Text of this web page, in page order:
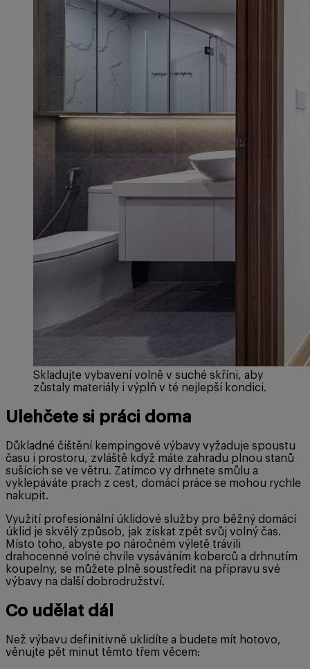
Skladujte vybavení volně v suché skříni, aby
zůstaly materiály i výplň v té nejlepší kondici.
Ulehčete si práci doma
Důkladné čištění kempingové výbavy vyžaduje spoustu
času i prostoru, zvláště když máte zahradu plnou stanů
sušících se ve větru. Zatímco vy drhnete smůlu a
vyklepáváte prach z cest, domácí práce se mohou rychle
nakupit.
Využití profesionální úklidové služby pro běžný domácí
úklid je skvělý způsob, jak získat zpět svůj volný čas.
Místo toho, abyste po náročném výletě trávili
drahocenné volné chvíle vysáváním koberců a drhnutím
koupelny, se můžete plně soustředit na přípravu své
výbavy na další dobrodružství.
Co udělat dál
Než výbavu definitivně uklidíte a budete mít hotovo,
věnujte pět minut těmto třem věcem: